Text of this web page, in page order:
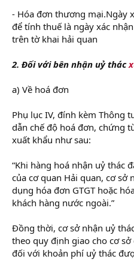
- Hóa đơn thương mại.Ngày
để tính thuế là ngày xác
trên tờ khai hải quan
2. Đối với bên nhận uỷ thác
a) Về hoá đơn
Phụ lục IV, đính kèm Thông
dẫn chế độ hoá đơn, chứng
xuất khẩu như sau:
“Khi hàng hoá nhận uỷ thác
của cơ quan Hải quan, cơ sở
dụng hóa đơn GTGT hoặc
khách hàng nước ngoài.”
Đồng thời, cơ sở nhận uỷ
theo quy định giao cho cơ
đối với khoản phí uỷ thác